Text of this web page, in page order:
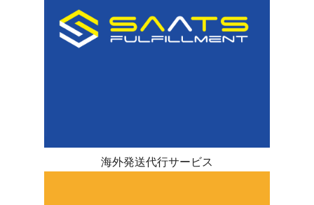
海外発送代行サービス